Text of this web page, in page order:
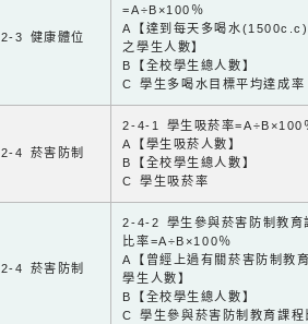
2-3 健康體位
=A÷B×100％
A【達到每天多喝水
之學生人數】
B【全校學生總人數】
C 學生多喝水目標平均達成率
2-4 菸害防制
2-4-1 學生吸菸率=A÷B×100
A【學生吸菸人數】
B【全校學生總人數】
C 學生吸菸率
2-4 菸害防制
2-4-2 學生參與菸害防制教育
比率=A÷B×100％
A【曾經上過有關菸害防制教
學生人數】
B【全校學生總人數】
C 學生參與菸害防制教育課程